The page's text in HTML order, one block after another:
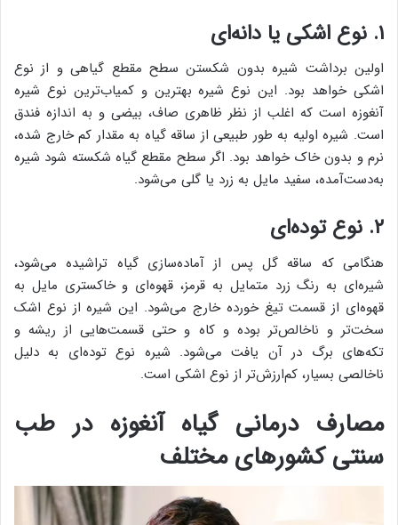
۱. نوع اشکی یا دانه‌ای
اولین برداشت شیره بدون شکستن سطح مقطع گیاهی و از نوع
اشکی خواهد بود. این نوع شیره بهترین و کمیاب‌ترین نوع شیره
آنغوزه است که اغلب از نظر ظاهری صاف، بیضی و به اندازه فندق
است. شیره اولیه به طور طبیعی از ساقه گیاه به مقدار کم خارج شده،
نرم و بدون خاک خواهد بود. اگر سطح مقطع گیاه شکسته شود شیره
به‌دست‌آمده، سفید مایل به زرد یا گلی می‌شود.
۲. نوع توده‌ای
هنگامی ‌که ساقه گل پس از آماده‌سازی گیاه‌ تراشیده می‌شود،
شیره‌ای به رنگ زرد متمایل به قرمز، قهوه‌ای و خاکستری مایل به
قهوه‌ای از قسمت تیغ خورده خارج می‌شود. این شیره از نوع اشک
سخت‌تر و ناخالص‌تر بوده و کاه و حتی قسمت‌هایی از ریشه و
تکه‌های برگ در آن یافت می‌شود. شیره نوع توده‌ای به دلیل
ناخالصی بسیار، کم‌ارزش‌تر از نوع اشکی است.
مصارف درمانی گیاه آنغوزه در طب
سنتی کشورهای مختلف